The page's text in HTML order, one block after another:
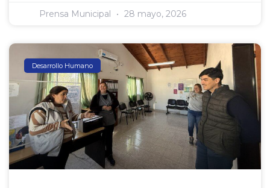
Prensa Municipal 28 mayo, 2026
Desarrollo Humano